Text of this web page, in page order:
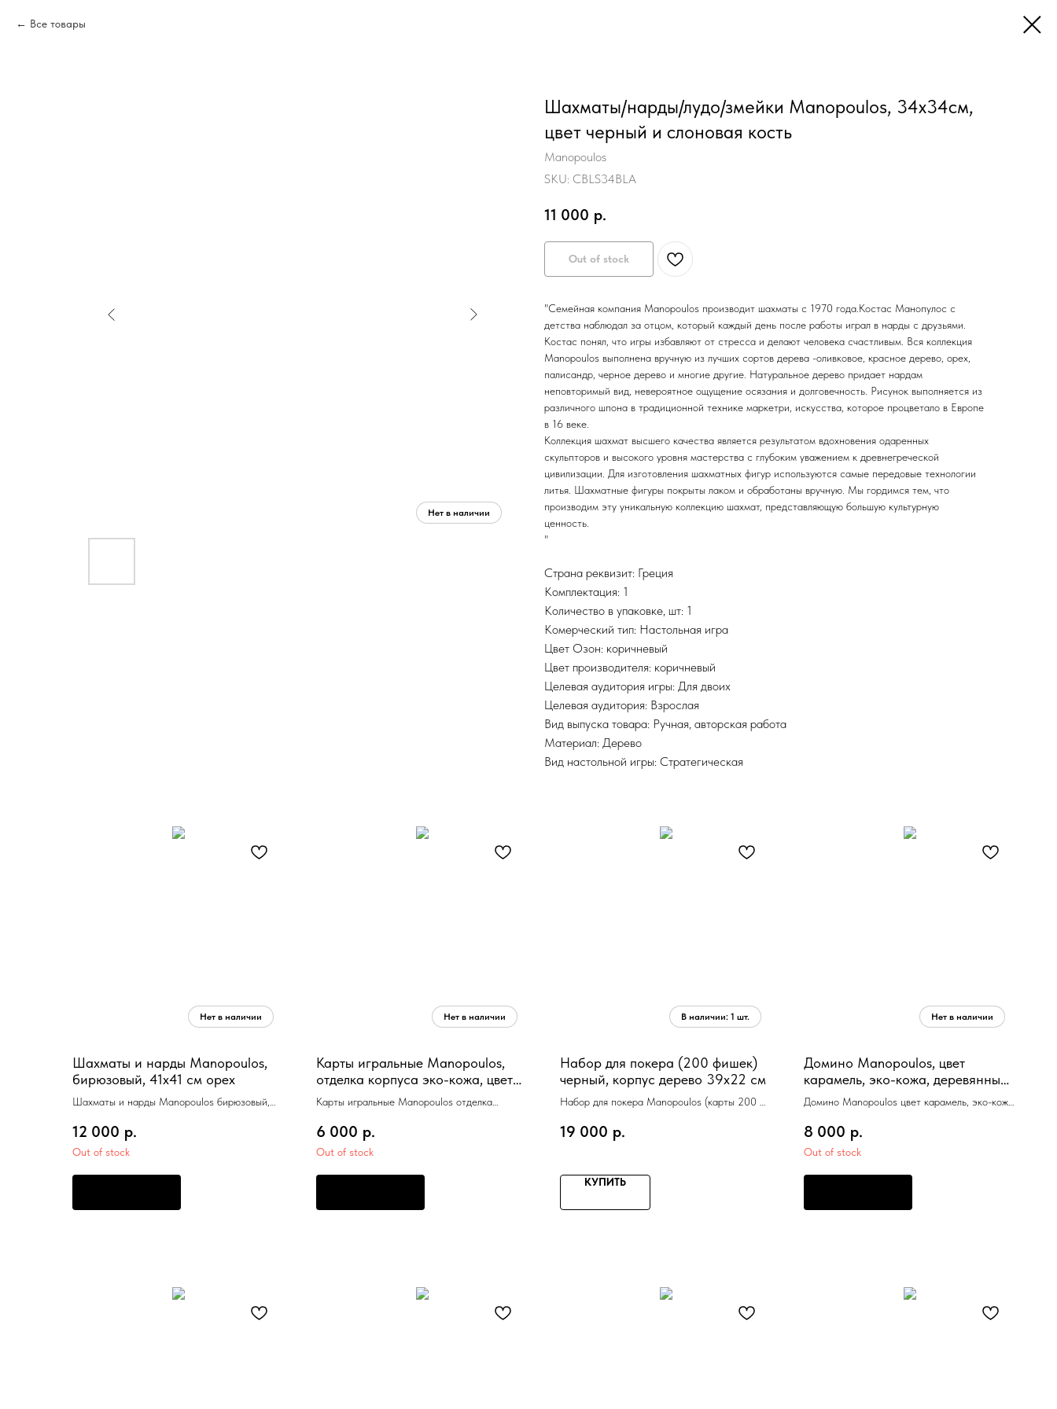
Все товары
Шахматы/нарды/лудо/змейки Manopoulos, 34х34см,
цвет черный и слоновая кость
Manopoulos
SKU: CBLS34BLA
11 000 р.
Out of stock
"Семейная компания Manopoulos производит шахматы с 1970 года.Костас Манопулос с
детства наблюдал за отцом, который каждый день после работы играл в нарды с друзьями.
Костас понял, что игры избавляют от стресса и делают человека счастливым. Вся коллекция
Manopoulos выполнена вручную из лучших сортов дерева -оливковое, красное дерево, орех,
палисандр, черное дерево и многие другие. Натуральное дерево придает нардам
неповторимый вид, невероятное ощущение осязания и долговечность. Рисунок выполняется из
различного шпона в традиционной технике маркетри, искусства, которое процветало в Европе
в 16 веке.
Коллекция шахмат высшего качества является результатом вдохновения одаренных
скульпторов и высокого уровня мастерства с глубоким уважением к древнегреческой
цивилизации. Для изготовления шахматных фигур используются самые передовые технологии
литья. Шахматные фигуры покрыты лаком и обработаны вручную. Мы гордимся тем, что
производим эту уникальную коллекцию шахмат, представляющую большую культурную
ценность.
"
Страна реквизит: Греция
Комплектация: 1
Количество в упаковке, шт: 1
Комерческий тип: Настольная игра
Цвет Озон: коричневый
Цвет производителя: коричневый
Целевая аудитория игры: Для двоих
Целевая аудитория: Взрослая
Вид выпуска товара: Ручная, авторская работа
Материал: Дерево
Вид настольной игры: Стратегическая
Шахматы и нарды Manopoulos,
бирюзовый, 41х41 см орех
Шахматы и нарды Manopoulos бирюзовый,
12 000 р.
Out of stock
Карты игральные Manopoulos,
отделка корпуса эко-кожа, цвет
темно-серый, 24х17 см
Карты игральные Manopoulos отделка
см
6 000 р.
Out of stock
Набор для покера (200 фишек)
черный, корпус дерево 39х22 см
Набор для покера Manopoulos (карты 200 шт
19 000 р.
КУПИТЬ
Домино Manopoulos, цвет
карамель, эко-кожа, деревянный
ящик 24x17см
Домино Manopoulos цвет карамель, эко-кожа,
8 000 р.
Out of stock